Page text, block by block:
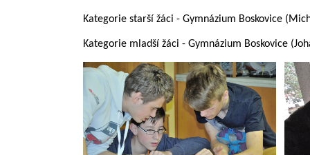
Kategorie starší žáci - Gymnázium Boskovice
Kategorie mladší žáci - Gymnázium Boskovice